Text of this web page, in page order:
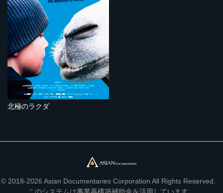
北極のラクダ
© 2018-2026 Asian Documentaries Corporation All Rights Reserved.